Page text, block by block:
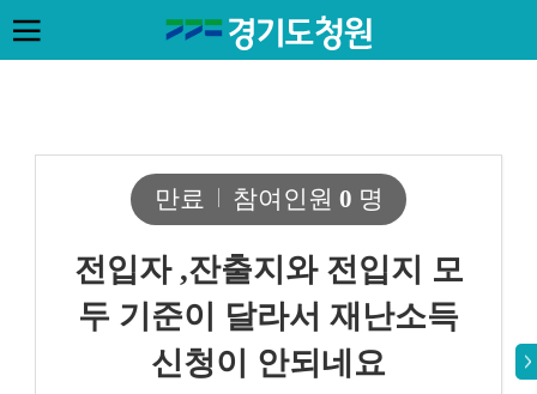
만료 참여인원 0 명
전입자 ,잔출지와 전입지 모
두 기준이 달라서 재난소득
신청이 안되네요